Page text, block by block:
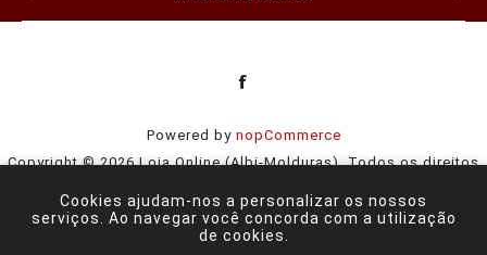
Powered by nopCommerce
Copyright © 2026 Loja Online (Albi-Molduras). Todos os direitos
Cookies ajudam-nos a personalizar os nossos
serviços. Ao navegar você concorda com a utilização
de cookies.